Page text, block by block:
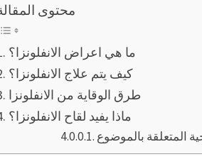
محتوى
ما هي اعراض الانفلونزا؟
كيف يتم علاج الانفلونزا؟
طرق الوقاية من الانفلونزا
ماذا يفيد لقاح الانفلونزا؟